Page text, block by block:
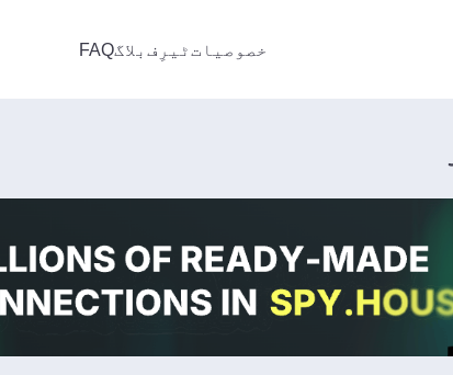
خصوصیاتٹیرِف بلاگFAQ